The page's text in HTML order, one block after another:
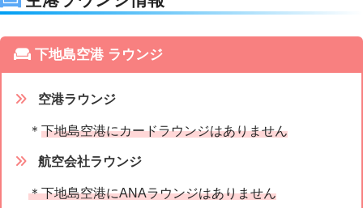
下地島空港 ラウンジ
空港ラウンジ
＊下地島空港にカードラウンジはありません
航空会社ラウンジ
＊下地島空港にANAラウンジはありません